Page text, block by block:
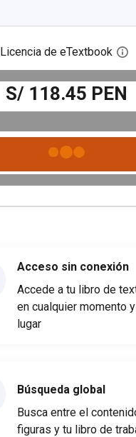
Licencia de eTextbook
S/ 118.45 PEN
Acceso sin conexión
Accede a tu libro de
en cualquier momento
lugar
Búsqueda global
Busca entre el
figuras y tu libro de